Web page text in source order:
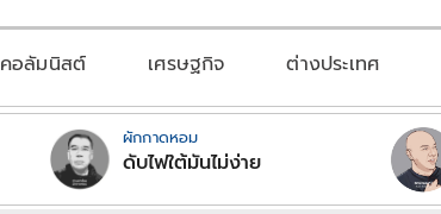
คอลัมนิสต์ เศรษฐกิจ ต่างประเทศ
ผักกาดหอม
ดับไฟใต้มันไม่ง่าย